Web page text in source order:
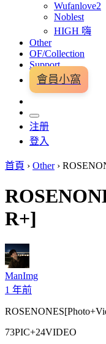
Wufanlove2
Noblest
HIGH 嗨
Other
OF/Collection
Support
會員小窩
注册
登入
首頁 › Other ›
R+]
ManImg
1 年前
73PIC+24VIDEO